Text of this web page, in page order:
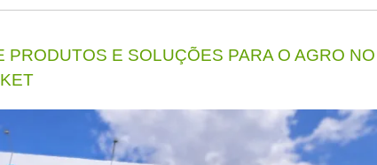
PRODUTOS E SOLUÇÕES PARA O AGRO NO